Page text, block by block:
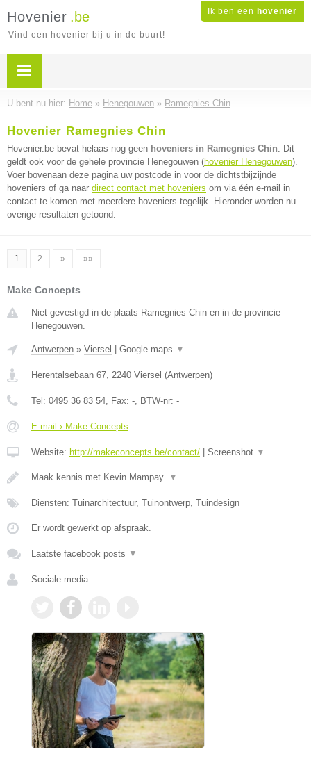
Ik ben een hovenier
Hovenier .be
Vind een hovenier bij u in de buurt!
U bent nu hier: Home » Henegouwen » Ramegnies Chin
Hovenier Ramegnies Chin
Hovenier.be bevat helaas nog geen hoveniers in Ramegnies Chin. Dit
geldt ook voor de gehele provincie Henegouwen (hovenier Henegouwen).
Voer bovenaan deze pagina uw postcode in voor de dichtstbijzijnde
hoveniers of ga naar direct contact met hoveniers om via één e-mail in
contact te komen met meerdere hoveniers tegelijk. Hieronder worden nu
overige resultaten getoond.
1 2 » »»
Make Concepts
Niet gevestigd in de plaats Ramegnies Chin en in de provincie
Henegouwen.
Antwerpen » Viersel Google maps ▼
Herentalsebaan 67, 2240 Viersel (Antwerpen)
Tel: 0495 36 83 54, Fax: -, BTW-nr: -
E-mail › Make Concepts
Website: http://makeconcepts.be/contact/ Screenshot ▼
Maak kennis met Kevin Mampay. ▼
Diensten: Tuinarchitectuur, Tuinontwerp, Tuindesign
Er wordt gewerkt op afspraak.
Laatste facebook posts ▼
Sociale media: